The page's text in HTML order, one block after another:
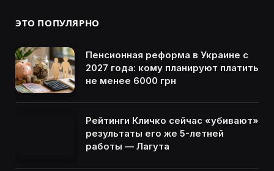
ЭТО ПОПУЛЯРНО
Пенсионная реформа в Украине с
2027 года: кому планируют платить
не менее 6000 грн
Рейтинги Кличко сейчас «убивают»
результаты его же 5-летней
работы — Лагута